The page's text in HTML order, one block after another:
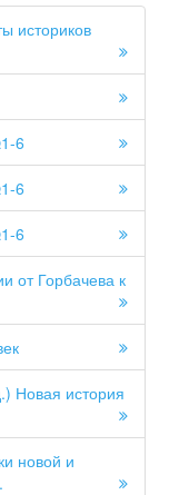
историков
6
6
6
от Горбачева к
Новая история
новой и